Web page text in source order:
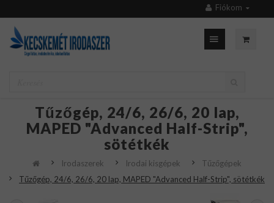
Fiókom
Tűzőgép, 24/6, 26/6, 20 lap,
MAPED "Advanced Half-Strip",
sötétkék
Irodaszerek Irodai kisgépek
Tűzőgépek
Tűzőgép, 24/6, 26/6, 20 lap, MAPED "Advanced Half-Strip", sötétkék